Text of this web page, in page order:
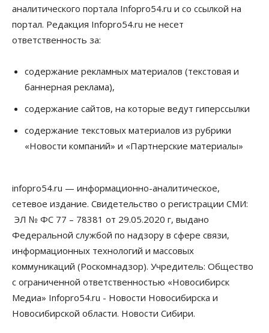
Бизнес Общество
Союз продавцов маркетплейсов
обратился в правительство РФ из-за атак на WB
08 Августа 2026, 10:00
Общество
Новосибирцы будут получать квитанции за ЖКУ
по-новому
Бизнес
В Новосибирской области резко
сократился грузооборот в автоперевозках
Общество
против нового закона о памятниках
07 Августа 2026, 18:00
Бизнес
В аэропорту Толмачёво завершены работы по
бетонированию рулежных дорожек
07 Августа 2026, 17:00
Бизнес Недвижимость
Новосибирцы стали реже оформлять
аналитического портала Infopro54.ru и со ссылкой на
портал. Редакция Infopro54.ru не несет
ответственность за:
содержание рекламных материалов (текстовая и
баннерная реклама),
содержание сайтов, на которые ведут гиперссылки
содержание текстовых материалов из рубрики
«Новости компаний» и «Партнерские материалы»
infopro54.ru — информационно-аналитическое,
сетевое издание. Свидетельство о регистрации СМИ:
ЭЛ № ФС 77 – 78381 от 29.05.2020 г, выдано
Федеральной службой по надзору в сфере связи,
информационных технологий и массовых
коммуникаций (Роскомнадзор). Учредитель: Общество
с ограниченной ответственностью «Новосибирск
Медиа» Infopro54.ru - Новости Новосибирска и
Новосибирской области. Новости Сибири.